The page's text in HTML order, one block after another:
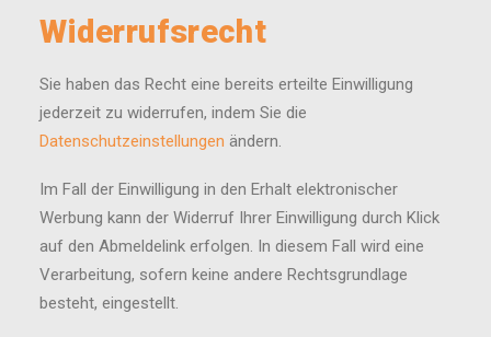
Widerrufsrecht
Sie haben das Recht eine bereits erteilte Einwilligung
jederzeit zu widerrufen, indem Sie die
Datenschutzeinstellungen ändern.
Im Fall der Einwilligung in den Erhalt elektronischer
Werbung kann der Widerruf Ihrer Einwilligung durch Klick
auf den Abmeldelink erfolgen. In diesem Fall wird eine
Verarbeitung, sofern keine andere Rechtsgrundlage
besteht, eingestellt.